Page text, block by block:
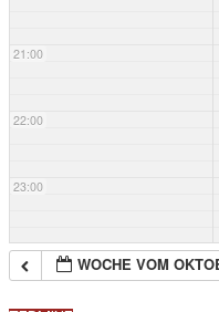
21:00
22:00
23:00
WOCHE VOM
2019-
04-